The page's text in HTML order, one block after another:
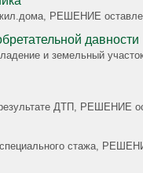
жил.дома, РЕШЕНИЕ
давности
и земельный
результате ДТП,
специального стажа,